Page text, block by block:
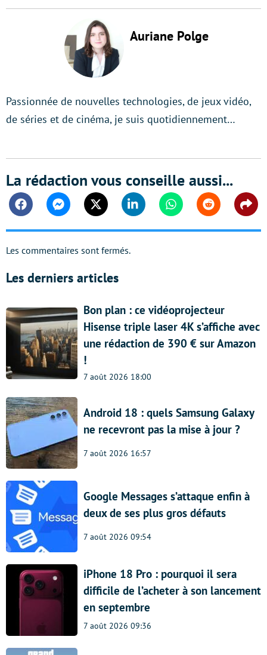
Auriane Polge
Passionnée de nouvelles technologies, de jeux vidéo,
de séries et de cinéma, je suis quotidiennement…
La rédaction vous conseille aussi...
FacebookMessengerTwitter Linkedin WhatsappReddit
Les commentaires sont fermés.
Les derniers articles
Bon plan : ce vidéoprojecteur
Hisense triple laser 4K s’affiche avec
une rédaction de 390 € sur Amazon
!
7 août 2026 18:00
Android 18 : quels Samsung Galaxy
ne recevront pas la mise à jour ?
7 août 2026 16:57
Google Messages s’attaque enfin à
deux de ses plus gros défauts
7 août 2026 09:54
iPhone 18 Pro : pourquoi il sera
difficile de l’acheter à son lancement
en septembre
7 août 2026 09:36